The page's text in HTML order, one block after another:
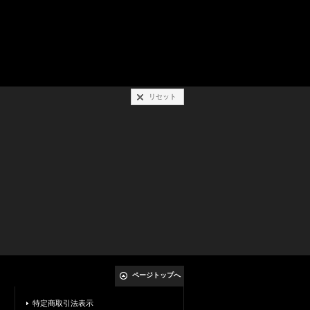
リセット
ページトップへ
特定商取引法表示